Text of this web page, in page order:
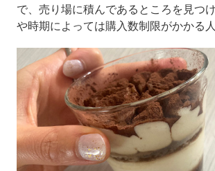
で、売り場に積んであるところを見つ
や時期によっては購入数制限がかかる